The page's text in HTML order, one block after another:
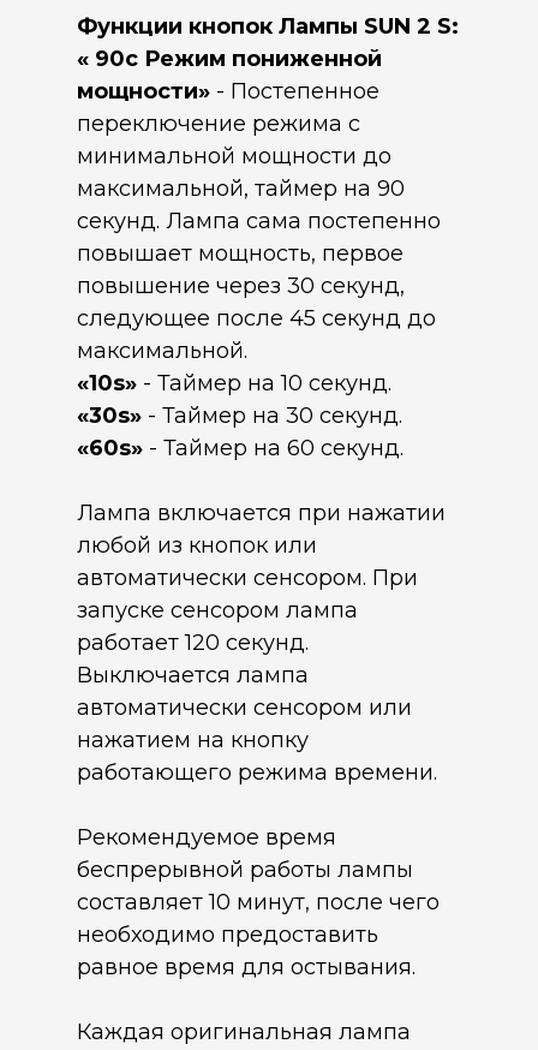
Функции кнопок Лампы SUN 2 S:
« 90с Режим пониженной
мощности» - Постепенное
переключение режима с
минимальной мощности до
максимальной, таймер на 90
секунд. Лампа сама постепенно
повышает мощность, первое
повышение через 30 секунд,
следующее после 45 секунд до
максимальной.
«10s» - Таймер на 10 секунд.
«30s» - Таймер на 30 секунд.
«60s» - Таймер на 60 секунд.
Лампа включается при нажатии
любой из кнопок или
автоматически сенсором. При
запуске сенсором лампа
работает 120 секунд.
Выключается лампа
автоматически сенсором или
нажатием на кнопку
работающего режима времени.
Рекомендуемое время
беспрерывной работы лампы
составляет 10 минут, после чего
необходимо предоставить
равное время для остывания.
Каждая оригинальная лампа